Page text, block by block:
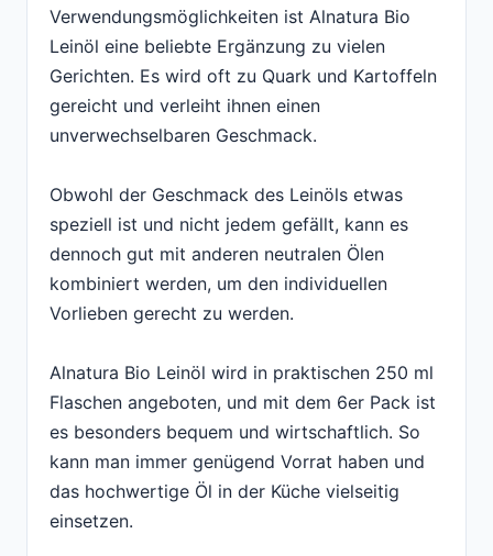
Verwendungsmöglichkeiten ist Alnatura Bio
Leinöl eine beliebte Ergänzung zu vielen
Gerichten. Es wird oft zu Quark und Kartoffeln
gereicht und verleiht ihnen einen
unverwechselbaren Geschmack.
Obwohl der Geschmack des Leinöls etwas
speziell ist und nicht jedem gefällt, kann es
dennoch gut mit anderen neutralen Ölen
kombiniert werden, um den individuellen
Vorlieben gerecht zu werden.
Alnatura Bio Leinöl wird in praktischen 250 ml
Flaschen angeboten, und mit dem 6er Pack ist
es besonders bequem und wirtschaftlich. So
kann man immer genügend Vorrat haben und
das hochwertige Öl in der Küche vielseitig
einsetzen.